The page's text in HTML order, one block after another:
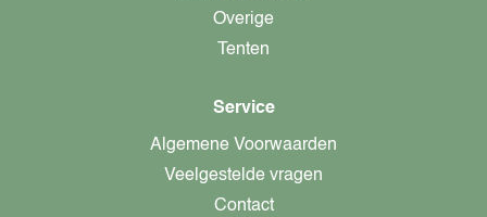
Overige
Tenten
Service
Algemene Voorwaarden
Veelgestelde vragen
Contact